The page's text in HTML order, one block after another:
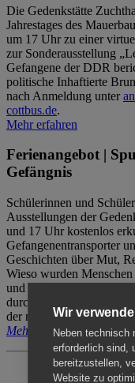
Die Gedenkstätte
Jahrestages des
um 17 Uhr zu einer
zur Sonderausstellung
Gefangene der DDR
politische Inhaftierte
nach Anmeldung unter
cottbus.de.
Mehr erfahren
Ferienangebot |
Gefängnis
Schülerinnen und
Ausstellungen der
und 17 Uhr kostenlos
Gefangenentransporter
Geschichten über Mut,
Wieso wurden
und nach der Haft? Der
durch das
der reguläre Eintritt (8€ /
Mehr erfahren
Wir
Neben technisch
erforderlich sind,
bereitzustellen,
Website zu